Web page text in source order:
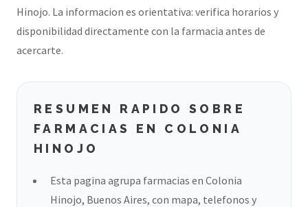
Hinojo. La informacion es orientativa: verifica horarios y
disponibilidad directamente con la farmacia antes de
acercarte.
RESUMEN RAPIDO SOBRE
FARMACIAS EN COLONIA
HINOJO
Esta pagina agrupa farmacias en Colonia
Hinojo, Buenos Aires, con mapa, telefonos y